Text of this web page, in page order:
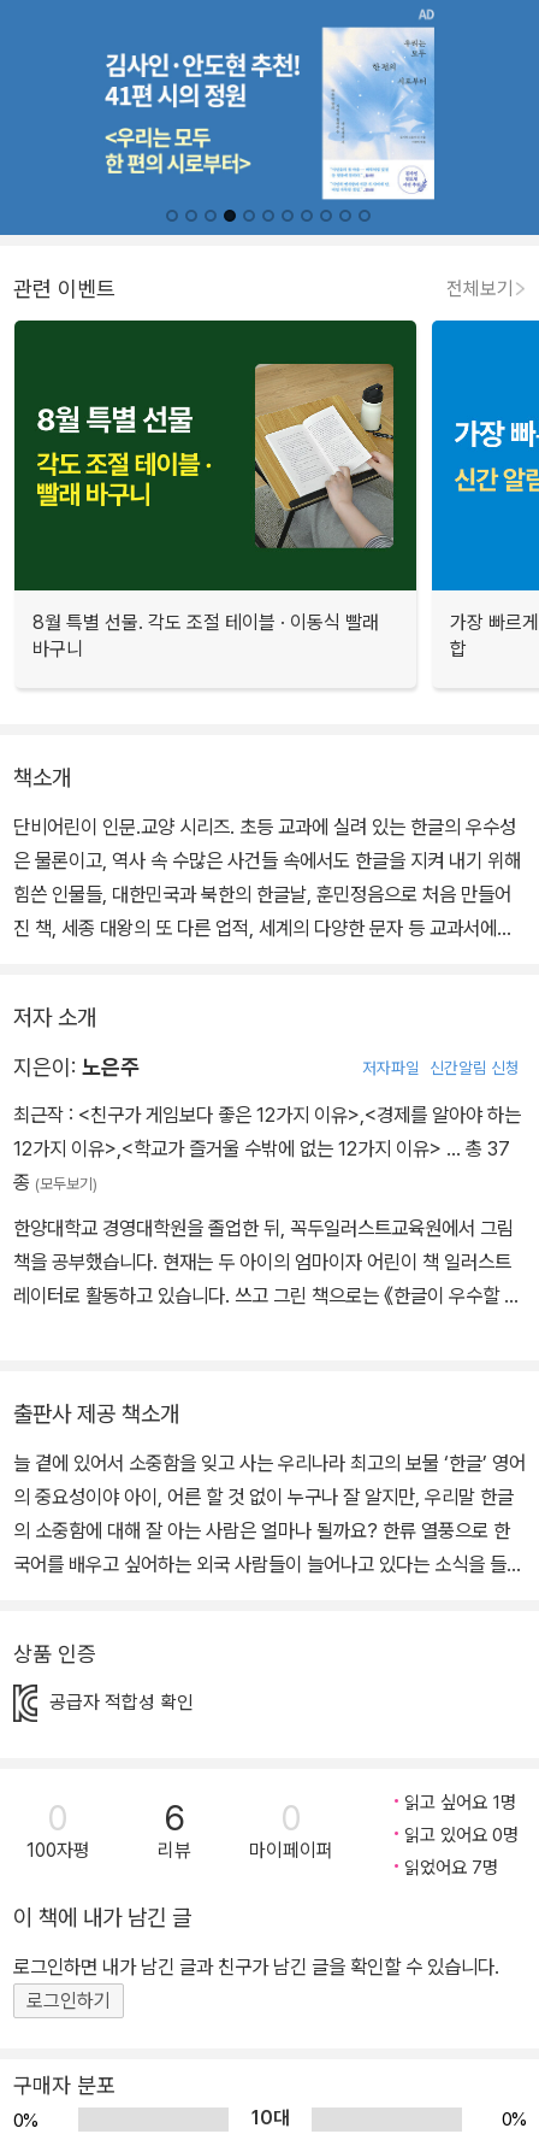
관련 이벤트 전체보기
8월 특별 선물. 각도 조절 테이블 · 이동식 빨래
바구니
가장 빠르
합
책소개
단비어린이 인문.교양 시리즈. 초등 교과에 실려 있는 한글의 우수성
은 물론이고, 역사 속 수많은 사건들 속에서도 한글을 지켜 내기 위해
힘쓴 인물들, 대한민국과 북한의 한글날, 훈민정음으로 처음 만들어
진 책, 세종 대왕의 또 다른 업적, 세계의 다양한 문자 등 교과서에서
어난 문자로서 ‘알파벳의 꿈’으로 인정받은 우리말 한글의 우수한 점
을 살펴본다.
저자 소개
지은이: 노은주 저자파일 신간알림 신청
최근작 : <친구가 게임보다 좋은 12가지 이유> <경제를 알아야 하는
12가지 이유> <학교가 즐거울 수밖에 없는 12가지 이유> … 총 37
종 (모두보기)
한양대학교 경영대학원을 졸업한 뒤, 꼭두일러스트교육원에서 그림
책을 공부했습니다. 현재는 두 아이의 엄마이자 어린이 책 일러스트
레이터로 활동하고 있습니다. 쓰고 그린 책으로는 《한글이 우수할 수
한 탐정의 조건》, 《초등 래퍼 방탄_학교를 점령하라!》, 《낄끼빠빠가
안 되는 팽수지》 등이 있습니다.
출판사 제공 책소개
늘 곁에 있어서 소중함을 잊고 사는 우리나라 최고의 보물 ‘한글’ 영어
의 중요성이야 아이, 어른 할 것 없이 누구나 잘 알지만, 우리말 한글
의 소중함에 대해 잘 아는 사람은 얼마나 될까요? 한류 열풍으로 한
국어를 배우고 싶어하는 외국 사람들이 늘어나고 있다는 소식을 들으
기 유투버 올리버쌤도 그런 질문을 많이 받았다고 합니다. 한국어의
아름다움에 끌려 한국으로 온 미국인이 한국 사람들에게 ‘자신이 한
얼마나 독보적인 훌륭함을 자랑하는지 모르는 아이들이 많습니다. 한
국어 모르는 한국인은 없고 숨을 쉬둣 익숙하게 사용하는 우리말이지
만, 그 가치를 알고 나면 우리말과 우리 문화에 대한 마음가짐이 달라
에 실려 있는 한글의 우수성은 물론이고, 역사 속 수많은 사건들 속에
서도 한글을 지켜 내기 위해 힘쓴 인물들, 대한민국과 북한의 한글날,
훈민정음으로 처음 만들어진 책, 세종 대왕의 또 다른 업적, 세계의 다
어 한글에 대한 이해를 높여 줍니다. 이미 세계 언어학자들로부터 가
장 간결하고 과학적이며 뛰어난 문자로서 ‘알파벳의 꿈’으로 인정받
상품 인증
공급자 적합성 확인
0
100자평
6
리뷰
0
마이페이퍼
읽고 싶어요 1명
읽고 있어요 0명
읽었어요 7명
이 책에 내가 남긴 글
로그인하면 내가 남긴 글과 친구가 남긴 글을 확인할 수 있습니다.
로그인하기
구매자 분포
0% 10대
0%